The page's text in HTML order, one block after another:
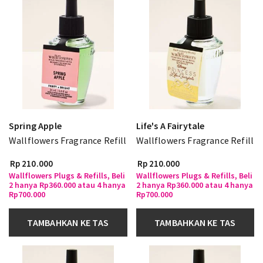
Spring Apple
Wallflowers Fragrance Refill
Rp 210.000
Wallflowers Plugs & Refills, Beli
2 hanya Rp360.000 atau 4 hanya
Rp700.000
TAMBAHKAN KE TAS
Life's A Fairytale
Wallflowers Fragrance Refill
Rp 210.000
Wallflowers Plugs & Refills, Beli
2 hanya Rp360.000 atau 4 hanya
Rp700.000
TAMBAHKAN KE TAS